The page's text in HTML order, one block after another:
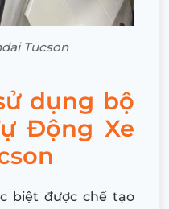
Tucson
dụng bộ
Động Xe
biệt được chế tạo